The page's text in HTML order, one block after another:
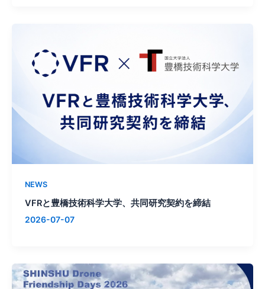
NEWS
VFRと豊橋技術科学大学、共同研究契約を締結
2026-07-07